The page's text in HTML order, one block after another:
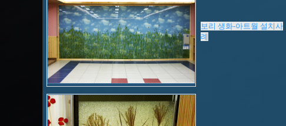
보리 생화-아트월 설치사
례